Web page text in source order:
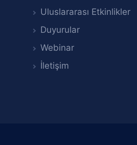
Uluslararası Etkinlikler
Duyurular
Webinar
İletişim